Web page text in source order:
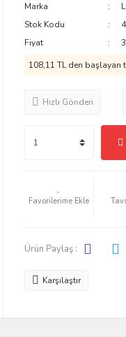
Marka
Stok Kodu
Fiyat
108,11 TL den başlayan
Hızlı Gönderi
Ürün Paylaş :
Karşılaştır